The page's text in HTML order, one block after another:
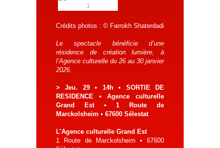
Crédits photos : © Farrokh Shaterdadi
Le spectacle bénéficie d’une
résidence de création lumière, à
l’Agence culturelle du 26 au 30 janvier
2026.
> Jeu. 29 • 14h • SORTIE DE
RESIDENCE • Agence culturelle
Grand Est • 1 Route de
Marckolsheim • 67600 Sélestat
L’Agence culturelle Grand Est
1 Route de Marckolsheim • 67600